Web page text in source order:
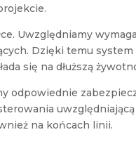
Uwzględniamy
Dzięki temu
się na dłuższą
odpowiednie
na końcach linii.